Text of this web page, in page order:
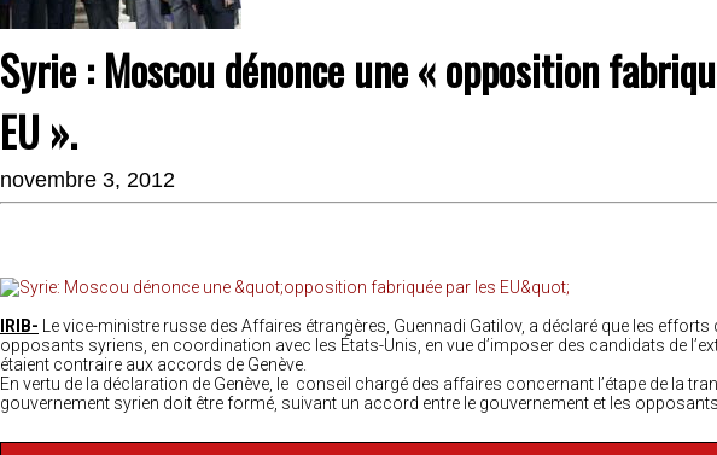
Syrie : Moscou dénonce une « opposition
EU ».
novembre 3, 2012
IRIB- Le vice-ministre russe des Affaires étrangères, Guennadi Gatilov, a déclaré que les efforts
opposants syriens, en coordination avec les États-Unis, en vue d’imposer des candidats de
étaient contraire aux accords de Genève.
En vertu de la déclaration de Genève, le conseil chargé des affaires concernant l’étape de la
gouvernement syrien doit être formé, suivant un accord entre le gouvernement et les